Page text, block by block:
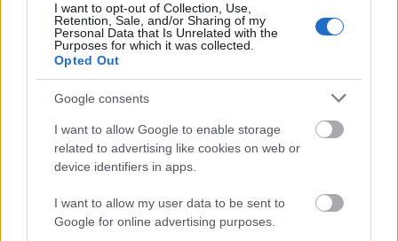
I want to opt-out of Collection, Use,
Retention, Sale, and/or Sharing of my
Personal Data that Is Unrelated with the
Purposes for which it was collected.
Opted Out
Google consents
I want to allow Google to enable storage
related to advertising like cookies on web or
device identifiers in apps.
I want to allow my user data to be sent to
Google for online advertising purposes.
orosz határon: 3 civil halott, 13 sebesült
HÍREK 3 órája
Hét egyszerű szokás, amivel energiát